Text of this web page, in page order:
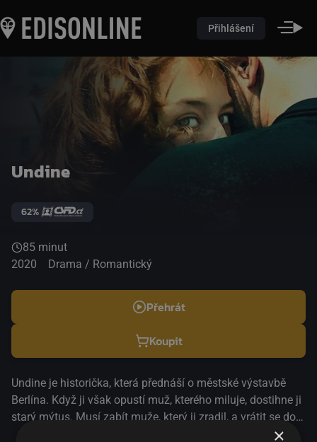
Přihlášení
Undine
62%
85 minut
2020
Drama / Romantický
Přehrát
Koupit
Undine je historička, která přednáší o městské výstavbě
Berlína. Když ji však opustí muž, kterého miluje, dostihne ji
starý mýtus. Musí zabít muže, který ji zradil, a vrátit se do
×